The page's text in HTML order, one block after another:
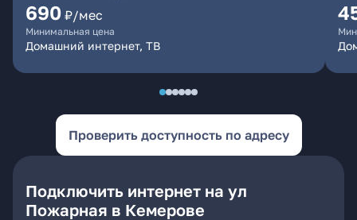
690 ₽/мес
Минимальная цена
Домашний интернет, ТВ
Проверить доступность по адресу
Подключить интернет на ул
Пожарная в Кемерове